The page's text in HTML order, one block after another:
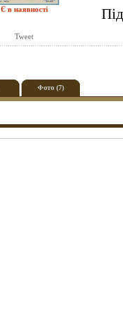
Є в наявності
Tweet
Фото (7)